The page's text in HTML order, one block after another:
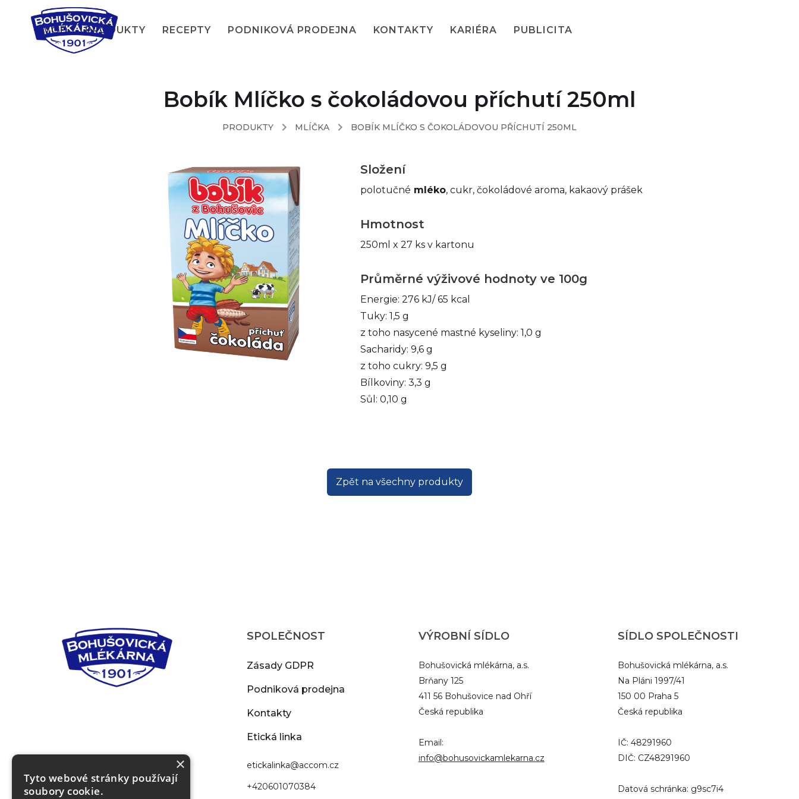
ÚVOD PRODUKTY RECEPTY PODNIKOVÁ PRODEJNA KONTAKTY KARIÉRA PUBLICITA
Bobík Mlíčko s čokoládovou příchutí 250ml
PRODUKTY MLÍČKA BOBÍK MLÍČKO S ČOKOLÁDOVOU PŘÍCHUTÍ 250ML
Složení
polotučné mléko, cukr, čokoládové aroma, kakaový prášek
Hmotnost
250ml x 27 ks v kartonu
Průměrné výživové hodnoty ve 100g
Energie: 276 kJ/ 65 kcal
Tuky: 1,5 g
z toho nasycené mastné kyseliny: 1,0 g
Sacharidy: 9,6 g
z toho cukry: 9,5 g
Bílkoviny: 3,3 g
Sůl: 0,10 g
Zpět na všechny produkty
SPOLEČNOST
Zásady GDPR
Podniková prodejna
Kontakty
Etická linka
‍etickalinka@accom.cz
+420601070384
VÝROBNÍ SÍDLO
Bohušovická mlékárna, a.s.
Brňany 125
411 56 Bohušovice nad Ohří
Česká republika
Email:
info@bohusovickamlekarna.cz
SÍDLO SPOLEČNOSTI
Bohušovická mlékárna, a.s.
Na Pláni 1997/41
150 00 Praha 5
Česká republika
IČ: 48291960
DIČ: CZ48291960
Datová schránka: g9sc7i4
×
Tyto webové stránky používají
soubory cookie.